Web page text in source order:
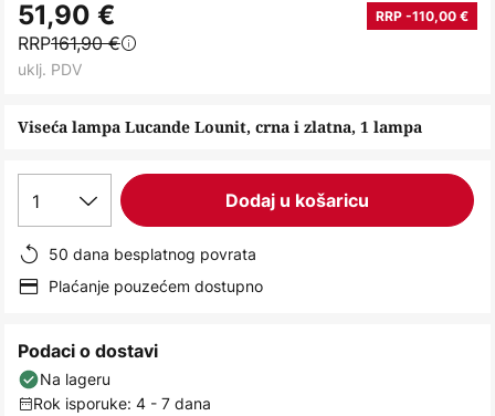
to
the
beginning
the
Viseća lampa Lucande Lounit, crna i zlatna, 1 lampa
51,90 € RRP -110,00 €
RRP161,90 €
uklj. PDV
1 Dodaj u košaricu
50 dana besplatnog povrata
Plaćanje pouzećem dostupno
Podaci o dostavi
Na lageru
Rok isporuke: 4 - 7 dana